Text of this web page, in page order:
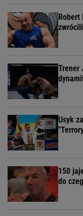
Robert
Trener
Usyk
150
do